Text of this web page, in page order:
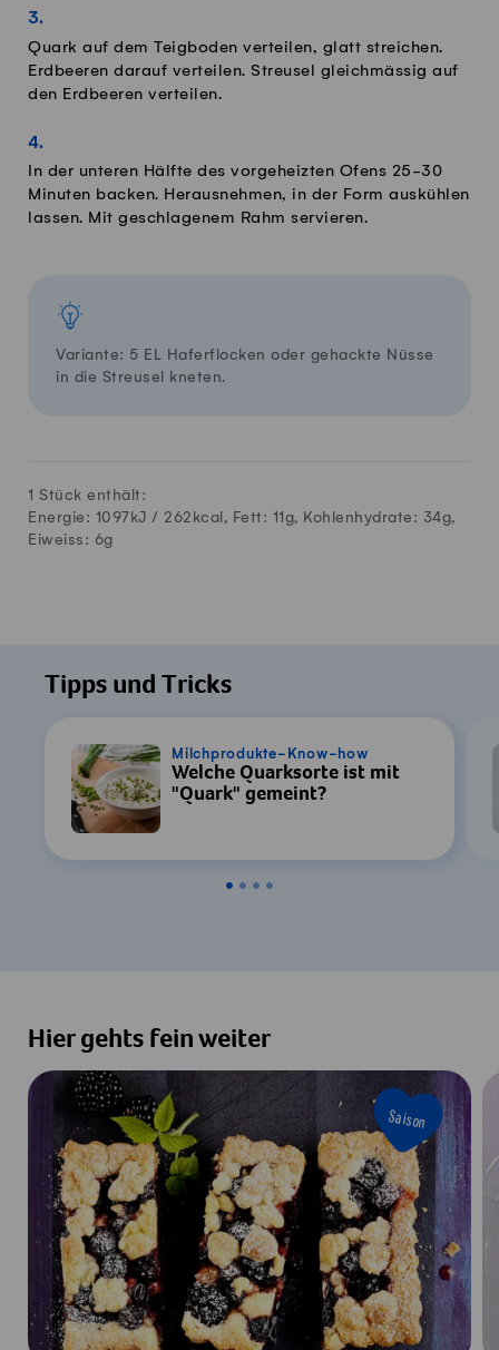
Quark auf dem Teigboden verteilen, glatt streichen.
Erdbeeren darauf verteilen. Streusel gleichmässig auf
den Erdbeeren verteilen.
In der unteren Hälfte des vorgeheizten Ofens 25-30
Minuten backen. Herausnehmen, in der Form auskühlen
lassen. Mit geschlagenem Rahm servieren.
Variante: 5 EL Haferflocken oder gehackte Nüsse
in die Streusel kneten.
1 Stück enthält:
Energie: 1097kJ / 262 kcal, Fett: 11 g, Kohlenhydrate: 34g,
Eiweiss: 6g
Tipps und Tricks
Milchprodukte-Know-how
Welche Quarksorte ist mit
"Quark" gemeint?
Hier gehts fein weiter
Saison